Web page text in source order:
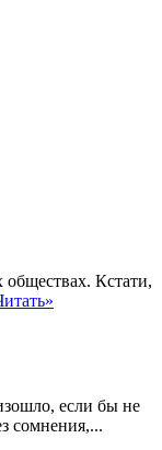
Кстати,
если бы не
сомнения,...